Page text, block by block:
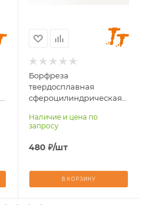
14
мм
86
Материал
стали, чугуны,
титан, латунь,
бронза, медь
Борфреза
твердосплавная
сфероцилиндрическая
Наличие и цена по
запросу
480 ₽/шт
В КОРЗИНУ